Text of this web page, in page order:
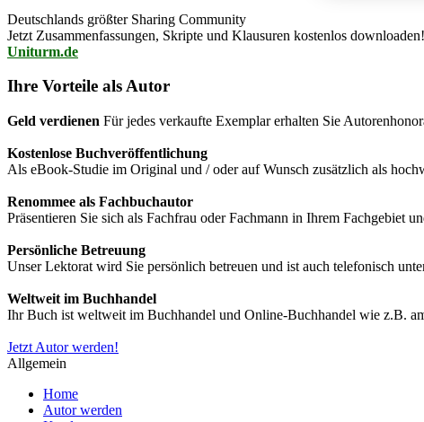
Deutschlands größter Sharing Community
Jetzt Zusammenfassungen, Skripte und Klausuren kostenlos downloaden!
Uniturm.de
Ihre Vorteile als Autor
Geld verdienen Für jedes verkaufte Exemplar erhalten Sie
Kostenlose Buchveröffentlichung
Als eBook-Studie im Original und / oder auf Wunsch zusätzlich als
Renommee als Fachbuchautor
Präsentieren Sie sich als Fachfrau oder Fachmann in Ihrem Fachgebiet
Persönliche Betreuung
Unser Lektorat wird Sie persönlich betreuen und ist auch telefonisch
Weltweit im Buchhandel
Ihr Buch ist weltweit im Buchhandel und Online-Buchhandel wie z.B.
Jetzt Autor werden!
Allgemein
Home
Autor werden